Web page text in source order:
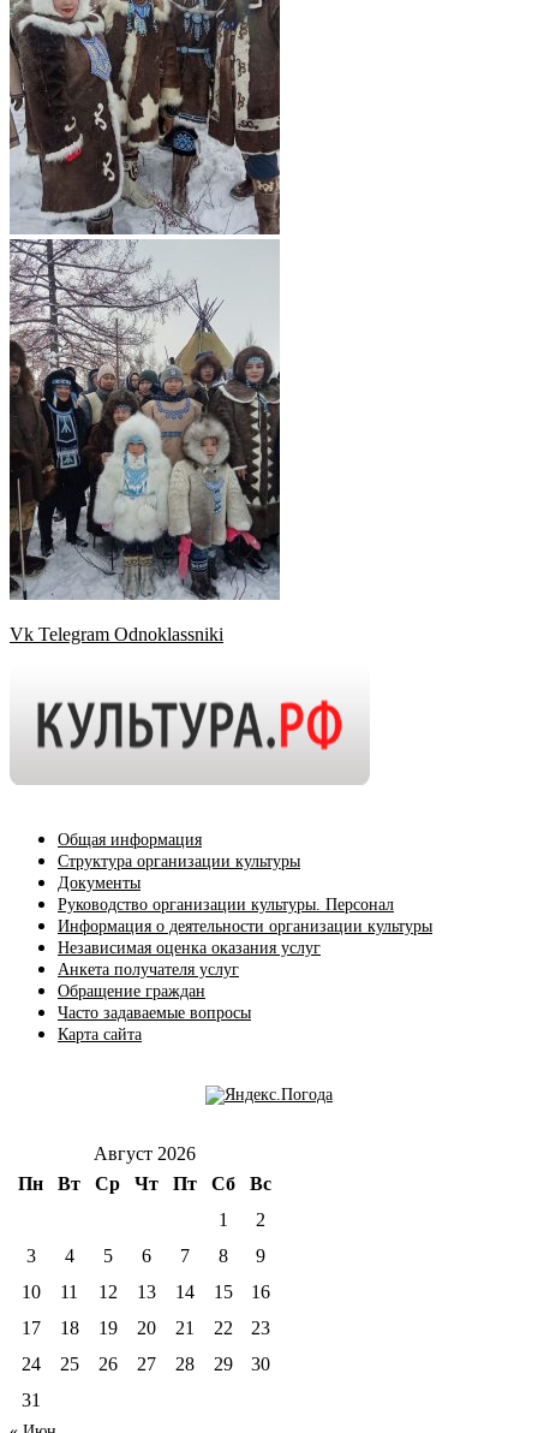
Vk Telegram Odnoklassniki
Общая информация
Структура организации культуры
Документы
Руководство организации культуры. Персонал
Информация о деятельности организации культуры
Независимая оценка оказания услуг
Анкета получателя услуг
Обращение граждан
Часто задаваемые вопросы
Карта сайта
Август 2026
Пн
Вт Ср Чт Пт Сб
Вс
1
2
3
4 5 6 7 8
9
10
11 12 13 14 15
16
17
18 19 20 21 22
23
24
25 26 27 28 29
30
31